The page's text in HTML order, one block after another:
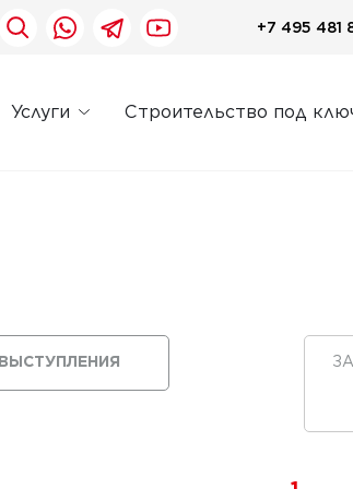
+7 495 481
Услуги Строительство под
ВЫСТУПЛЕНИЯ